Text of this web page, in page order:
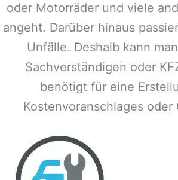
oder Motorräder und viele
angeht. Darüber hinaus
Unfälle. Deshalb kann
Sachverständigen oder
benötigt für eine
Kostenvoranschlages oder